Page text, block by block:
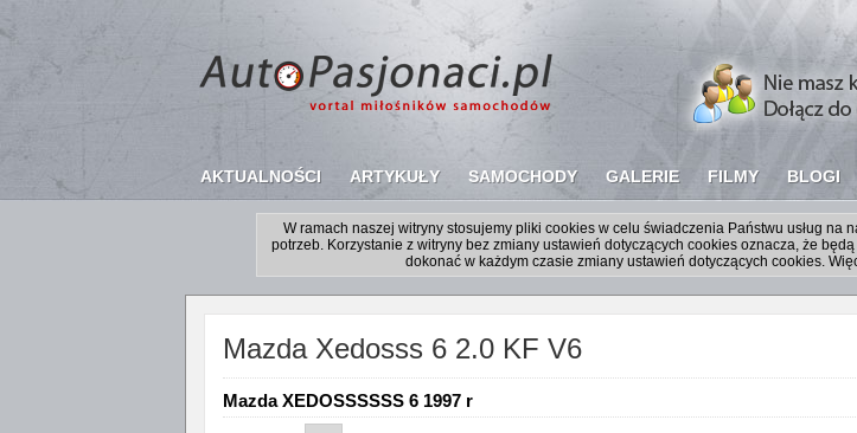
AKTUALNOŚCI ARTYKUŁY SAMOCHODY GALERIE FILMY BLOGI
W ramach naszej witryny stosujemy pliki cookies w celu świadczenia Państwu usług
potrzeb. Korzystanie z witryny bez zmiany ustawień dotyczących cookies oznacza, że
dokonać w każdym czasie zmiany ustawień dotyczących cookies.
Mazda Xedosss 6 2.0 KF V6
Mazda XEDOSSSSSS 6 1997 r